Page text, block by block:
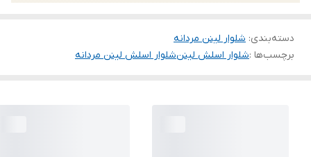
دسته‌بندی: شلوار لینن مردانه
برچسب‌ها :شلوار اسلش لیننشلوار اسلش لینن مردانه